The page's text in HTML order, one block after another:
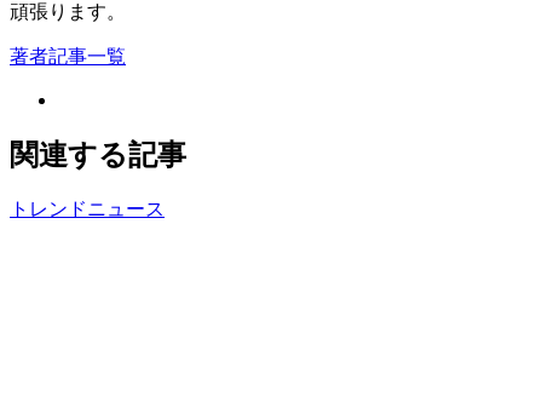
頑張ります。
著者記事一覧
関連する記事
トレンドニュース